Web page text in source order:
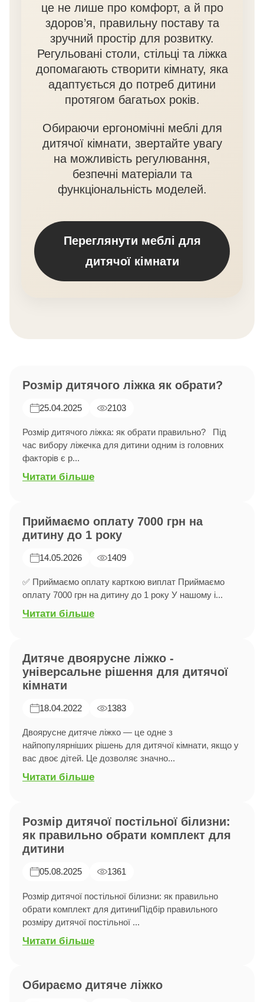
це не лише про комфорт, а й про
здоров’я, правильну поставу та
зручний простір для розвитку.
Регульовані столи, стільці та ліжка
допомагають створити кімнату, яка
адаптується до потреб дитини
протягом багатьох років.
Обираючи ергономічні меблі для
дитячої кімнати, звертайте увагу
на можливість регулювання,
безпечні матеріали та
функціональність моделей.
Переглянути меблі для
дитячої кімнати
Розмір дитячого ліжка як обрати?
25.04.2025 2103
Розмір дитячого ліжка: як обрати правильно? Під
час вибору ліжечка для дитини одним із головних
факторів є р...
Читати більше
Приймаємо оплату 7000 грн на
дитину до 1 року
14.05.2026 1409
✅ Приймаємо оплату карткою виплат Приймаємо
оплату 7000 грн на дитину до 1 року У нашому і...
Читати більше
Дитяче двоярусне ліжко -
універсальне рішення для дитячої
кімнати
18.04.2022 1383
Двоярусне дитяче ліжко — це одне з
найпопулярніших рішень для дитячої кімнати, якщо у
вас двоє дітей. Це дозволяє значно...
Читати більше
Розмір дитячої постільної білизни:
як правильно обрати комплект для
дитини
05.08.2025 1361
Розмір дитячої постільної білизни: як правильно
обрати комплект для дитиниПідбір правильного
розміру дитячої постільної ...
Читати більше
Обираємо дитяче ліжко